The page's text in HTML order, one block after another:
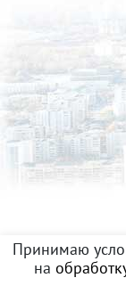
Принимаю
на